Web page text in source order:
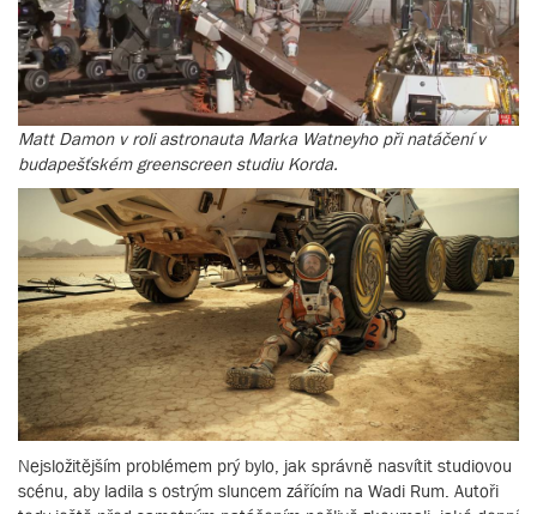
Matt Damon v roli astronauta Marka Watneyho při natáčení v
budapešťském greenscreen studiu Korda.
Nejsložitějším problémem prý bylo, jak správně nasvítit studiovou
scénu, aby ladila s ostrým sluncem zářícím na Wadi Rum. Autoři